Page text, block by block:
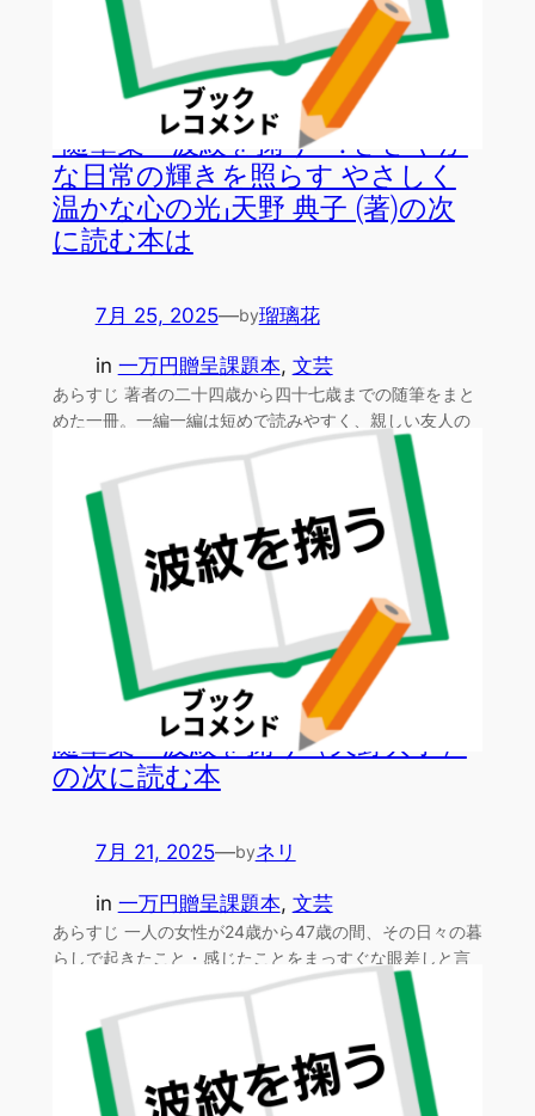
「随筆集 波紋を掬う : ささやか
な日常の輝きを照らす やさしく
温かな心の光」天野 典子 (著)の次
に読む本は
7月 25, 2025—by瑠璃花
in 一万円贈呈課題本, 文芸
あらすじ 著者の二十四歳から四十七歳までの随筆をまと
めた一冊。一編一編は短めで読みやすく、親しい友人の
随筆集・波紋を掬う（天野典子）
の次に読む本
7月 21, 2025—byネリ
in 一万円贈呈課題本, 文芸
あらすじ 一人の女性が24歳から47歳の間、その日々の暮
らしで起きたこと・感じたことをまっすぐな眼差しと言